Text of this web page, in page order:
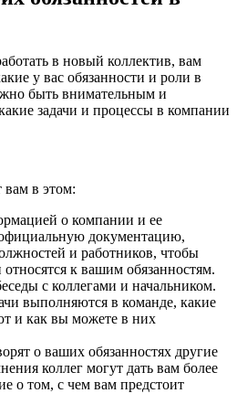
в новый коллектив, вам
у вас обязанности и роли в
быть внимательным и
задачи и процессы в компании
в этом:
о компании и ее
документацию,
и работников, чтобы
относятся к вашим обязанностям.
с коллегами и начальником.
выполняются в команде, какие
и как вы можете в них
о ваших обязанностях другие
коллег могут дать вам более
о том, с чем вам предстоит